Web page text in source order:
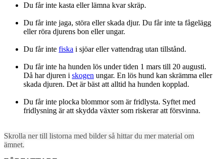
Du får inte kasta eller lämna kvar skräp.
Du får inte jaga, störa eller skada djur. Du får inte ta fågelägg
eller röra djurens bon eller ungar.
Du får inte fiska i sjöar eller vattendrag utan tillstånd.
Du får inte ha hunden lös under tiden 1 mars till 20 augusti.
Då har djuren i skogen ungar. En lös hund kan skrämma eller
skada djuren. Det är bäst att alltid ha hunden kopplad.
Du får inte plocka blommor som är fridlysta. Syftet med
fridlysning är att skydda växter som riskerar att försvinna.
Skrolla ner till listorna med bilder så hittar du mer material om
ämnet.